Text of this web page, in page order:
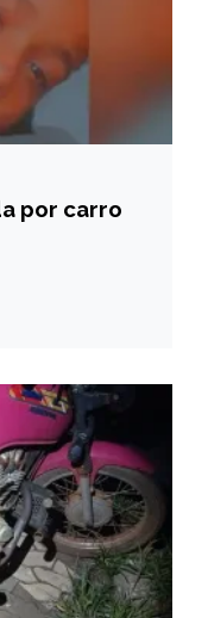
por carro